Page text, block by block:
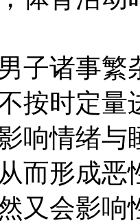
诸事繁
按时定量
响情绪
而形成恶
又会影响